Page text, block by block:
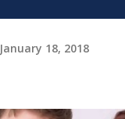
January 18, 2018